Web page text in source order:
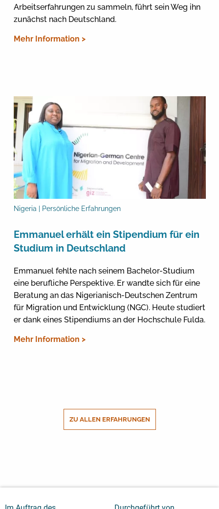
Arbeitserfahrungen zu sammeln, führt sein Weg ihn
zunächst nach Deutschland.
Mehr Information >
Nigeria | Persönliche Erfahrungen
Emmanuel erhält ein Stipendium für ein
Studium in Deutschland
Emmanuel fehlte nach seinem Bachelor-Studium
eine berufliche Perspektive. Er wandte sich für eine
Beratung an das Nigerianisch-Deutschen Zentrum
für Migration und Entwicklung (NGC). Heute studiert
er dank eines Stipendiums an der Hochschule Fulda.
Mehr Information >
ZU ALLEN ERFAHRUNGEN